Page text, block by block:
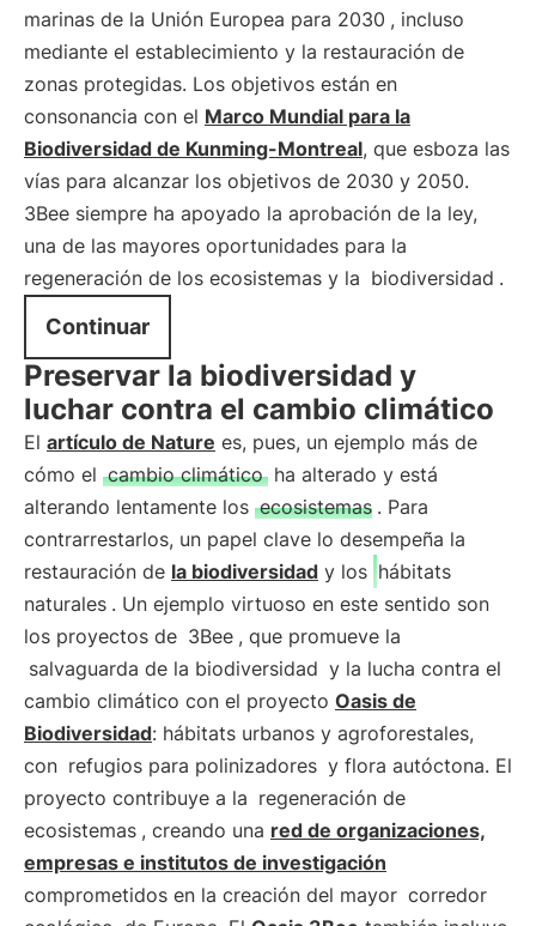
marinas de la Unión Europea para 2030 , incluso
mediante el establecimiento y la restauración de
zonas protegidas. Los objetivos están en
consonancia con el Marco Mundial para la
Biodiversidad de Kunming-Montreal, que esboza las
vías para alcanzar los objetivos de 2030 y 2050.
3Bee siempre ha apoyado la aprobación de la ley,
una de las mayores oportunidades para la
regeneración de los ecosistemas y la biodiversidad .
Continuar
Preservar la biodiversidad y
luchar contra el cambio climático
El artículo de Nature es, pues, un ejemplo más de
cómo el cambio climático ha alterado y está
alterando lentamente los ecosistemas . Para
contrarrestarlos, un papel clave lo desempeña la
restauración de la biodiversidad y los hábitats
naturales . Un ejemplo virtuoso en este sentido son
los proyectos de 3Bee , que promueve la
salvaguarda de la biodiversidad y la lucha contra el
cambio climático con el proyecto Oasis de
Biodiversidad: hábitats urbanos y agroforestales,
con refugios para polinizadores y flora autóctona. El
proyecto contribuye a la regeneración de
ecosistemas , creando una red de organizaciones,
empresas e institutos de investigación
comprometidos en la creación del mayor corredor